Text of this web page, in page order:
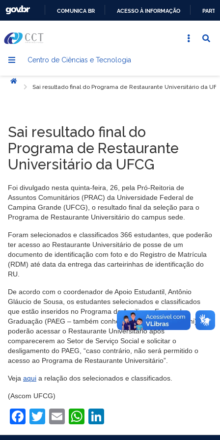
CONTEÚDO
COMUNICA BR ACESSO À INFORMAÇÃO
Centro de Ciências e Tecnologia
Início
Sai resultado final do Programa de Restaurante Universitário da
Sai resultado final do
Programa de Restaurante
Universitário da UFCG
Foi divulgado nesta quinta-feira, 26, pela Pró-Reitoria de
Assuntos Comunitários (PRAC) da Universidade Federal de
Campina Grande (UFCG), o resultado final da seleção para o
Programa de Restaurante Universitário do campus sede.
Foram selecionados e classificados 366 estudantes, que poderão
ter acesso ao Restaurante Universitário de posse de um
documento de identificação com foto e do Registro de Matrícula
(RDM) até data da entrega das carteirinhas de identificação do
RU.
De acordo com o coordenador de Apoio Estudantil, Antônio
Gláucio de Sousa, os estudantes selecionados e classificados
que estão inseridos no Programa de Auxilio ao Ensino de
Graduação (PAEG – também conhecido como Bolsas Reuni) só
poderão acessar o Restaurante Universitário após
comparecerem ao Setor de Serviço Social e solicitar o
desligamento do PAEG, “caso contrário, não será permitido o
acesso ao Programa de Restaurante Universitário”.
Veja aqui a relação dos selecionados e classificados.
(Ascom UFCG)
Facebook
Twitter
EmailWhatsApp